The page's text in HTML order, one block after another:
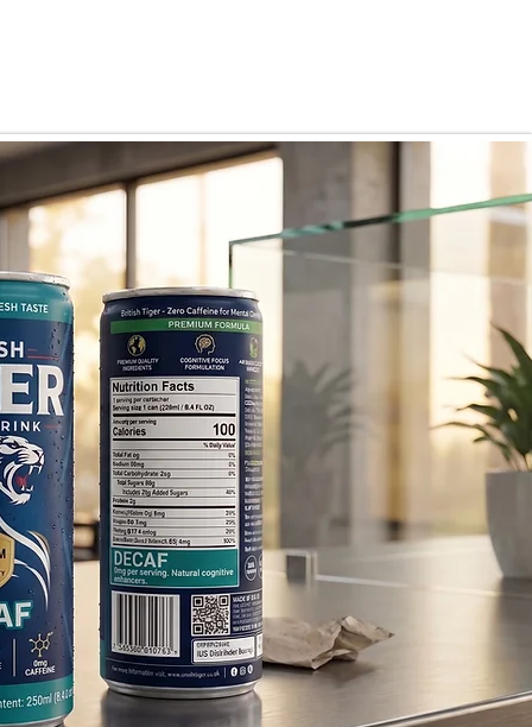
HACCP
Minimumsbestillingsmengde (MOQ)
2950 brett
Holdbarhet
24 måneder
Tilgjengelige størrelser
250 ml
330 ml
355 ml
500 ml
Betalingsvilkår
T/T (bankoverføring)
Hvis du ønsker å diskutere alternative